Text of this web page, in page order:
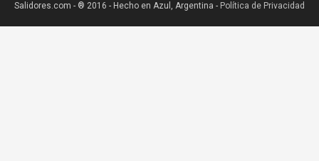
Salidores.com - ® 2016 - Hecho en Azul, Argentina - Política de Privacidad